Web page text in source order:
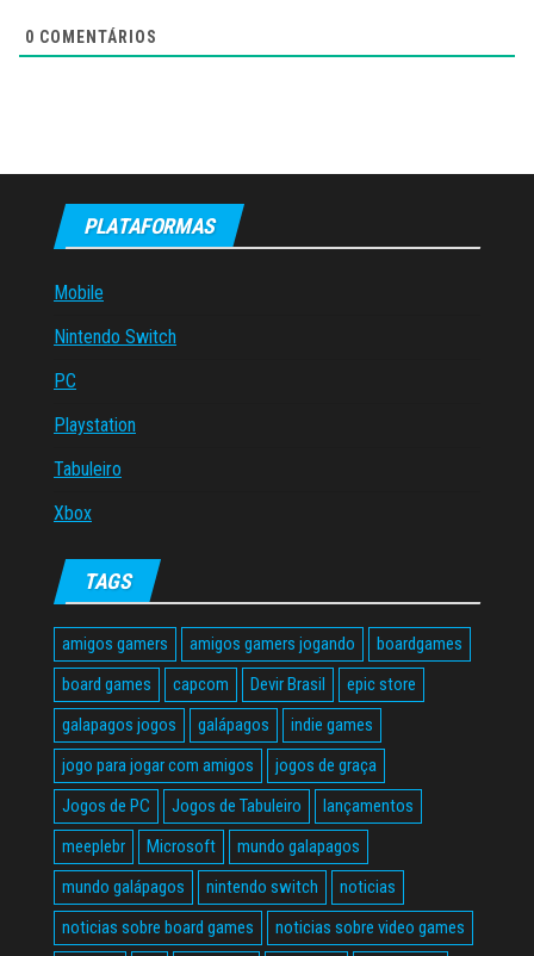
0 COMENTÁRIOS
PLATAFORMAS
Mobile
Nintendo Switch
PC
Playstation
Tabuleiro
Xbox
TAGS
amigos gamers amigos gamers jogando
boardgames
board games
capcom Devir Brasil
epic store
galapagos jogos
galápagos
indie games
jogo para jogar com amigos
jogos de graça
Jogos de PC
Jogos de Tabuleiro
lançamentos
meeplebr
Microsoft
mundo galapagos
mundo galápagos
nintendo switch
noticias
noticias sobre board games
noticias sobre video games